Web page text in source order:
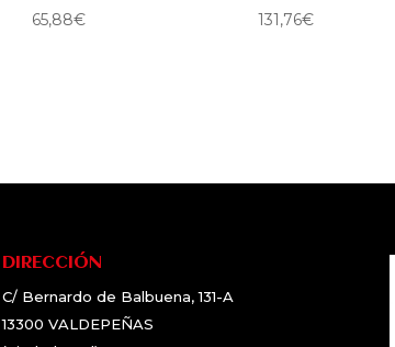
65,88€ 131,76€
DIRECCIÓN
C/ Bernardo de Balbuena, 131-A
13300 VALDEPEÑAS